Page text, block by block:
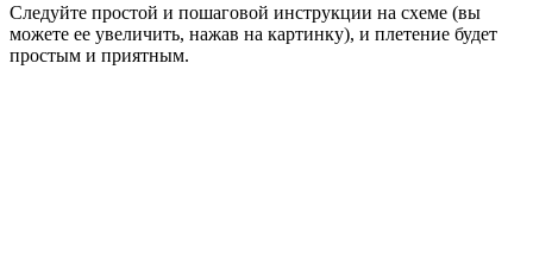
Следуйте простой и пошаговой инструкции на схеме (вы
можете ее увеличить, нажав на картинку), и плетение будет
простым и приятным.